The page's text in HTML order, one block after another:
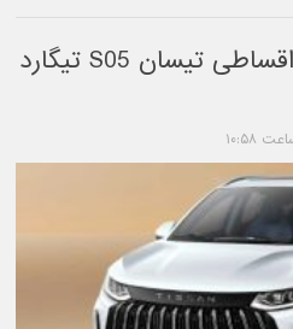
شرایط فروش نقدی و اقساطی تیسان S05 تیگارد